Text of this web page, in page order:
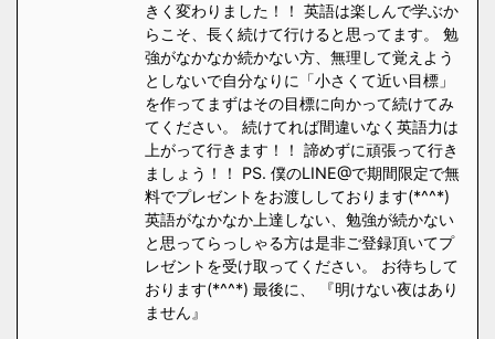
きく変わりました！！ 英語は楽しんで学ぶか
らこそ、長く続けて行けると思ってます。 勉
強がなかなか続かない方、無理して覚えよう
としないで自分なりに「小さくて近い目標」
を作ってまずはその目標に向かって続けてみ
てください。 続けてれば間違いなく英語力は
上がって行きます！！ 諦めずに頑張って行き
ましょう！！ PS. 僕のLINE@で期間限定で無
料でプレゼントをお渡ししております(*^^*)
英語がなかなか上達しない、勉強が続かない
と思ってらっしゃる方は是非ご登録頂いてプ
レゼントを受け取ってください。 お待ちして
おります(*^^*) 最後に、 『明けない夜はあり
ません』